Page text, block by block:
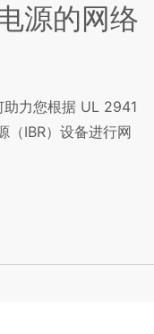
源的网络
力您根据 UL 2941
（IBR）设备进行网